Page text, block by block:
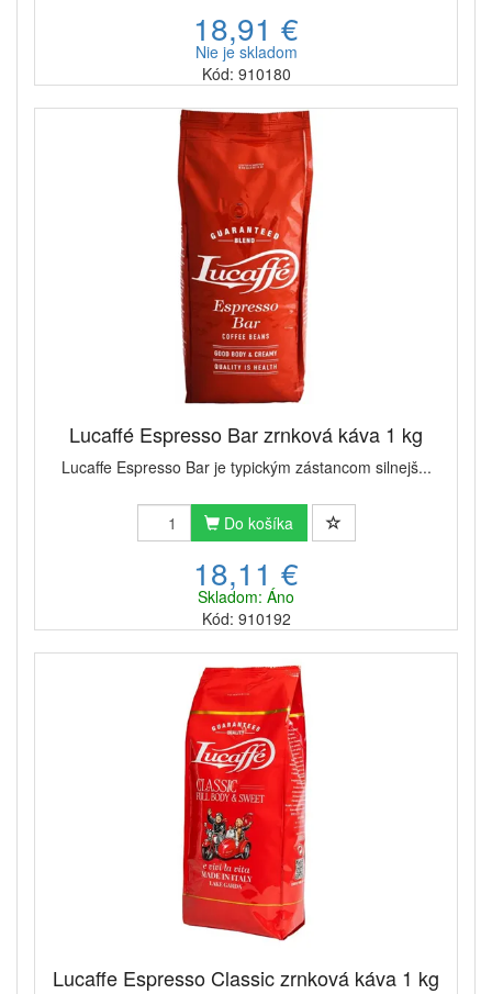
18,91 €
Nie je skladom
Kód: 910180
Lucaffé Espresso Bar zrnková káva 1 kg
Lucaffe Espresso Bar je typickým zástancom silnejš...
Do košíka
18,11 €
Skladom: Áno
Kód: 910192
Lucaffe Espresso Classic zrnková káva 1 kg